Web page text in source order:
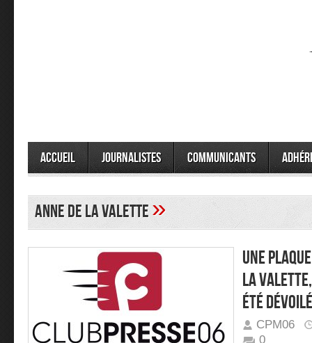
Accueil Journalistes Communicants
anne de la valette»
Une
la Valette,
été
CPM06
0